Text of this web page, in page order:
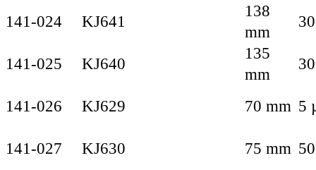
141-024 KJ641
138
mm
141-025 KJ640
135
mm
141-026 KJ629 70 mm 5
141-027 KJ630 75 mm